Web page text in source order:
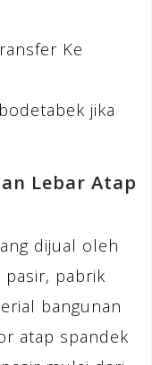
Ke
jika
Lebar Atap
dijual oleh
pabrik
bangunan
atap spandek